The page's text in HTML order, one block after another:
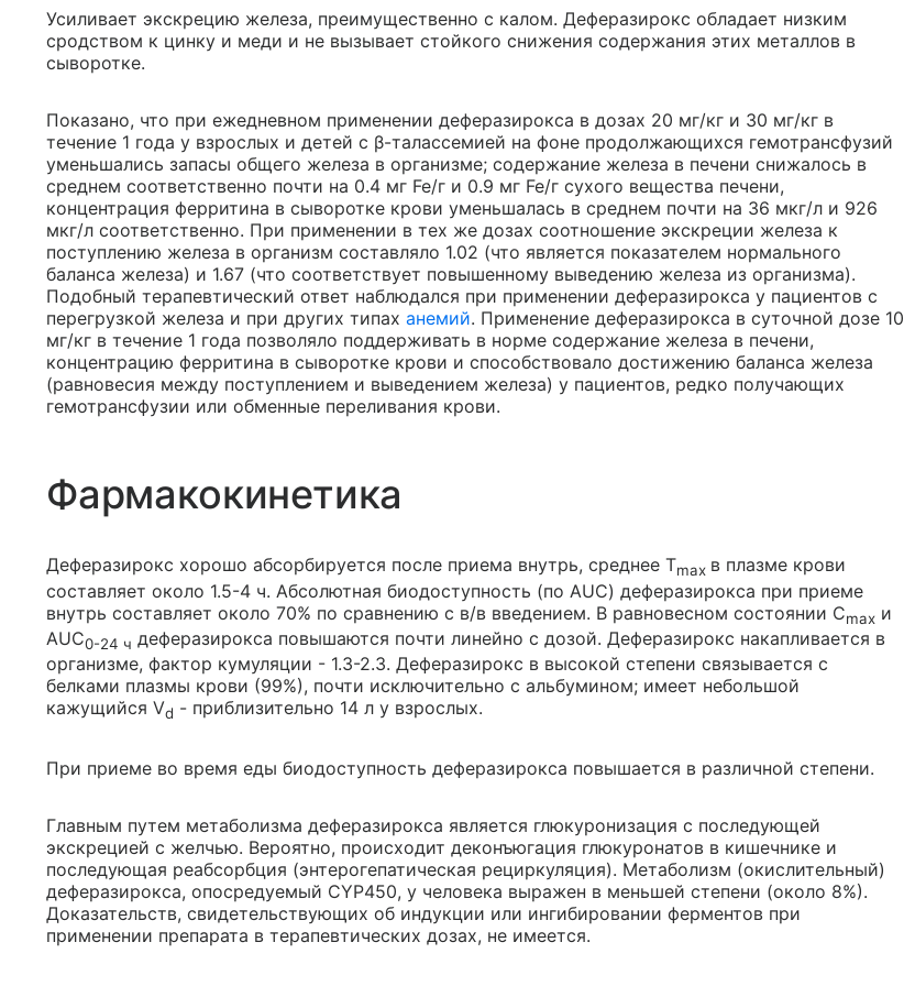
Усиливает экскрецию железа, преимущественно с калом. Деферазирокс обладает низким
сродством к цинку и меди и не вызывает стойкого снижения содержания этих металлов в
сыворотке.
Показано, что при ежедневном применении деферазирокса в дозах 20 мг/кг и 30 мг/кг в
течение 1 года у взрослых и детей с β-талассемией на фоне продолжающихся гемотрансфузий
уменьшались запасы общего железа в организме; содержание железа в печени снижалось в
среднем соответственно почти на 0.4 мг Fe/г и 0.9 мг Fe/г сухого вещества печени,
концентрация ферритина в сыворотке крови уменьшалась в среднем почти на 36 мкг/л и 926
мкг/л соответственно. При применении в тех же дозах соотношение экскреции железа к
поступлению железа в организм составляло 1.02 (что является показателем нормального
баланса железа) и 1.67 (что соответствует повышенному выведению железа из организма).
Подобный терапевтический ответ наблюдался при применении деферазирокса у пациентов с
перегрузкой железа и при других типах анемий. Применение деферазирокса в суточной дозе 10
мг/кг в течение 1 года позволяло поддерживать в норме содержание железа в печени,
концентрацию ферритина в сыворотке крови и способствовало достижению баланса железа
(равновесия между поступлением и выведением железа) у пациентов, редко получающих
гемотрансфузии или обменные переливания крови.
Фармакокинетика
Деферазирокс хорошо абсорбируется после приема внутрь, среднее Тmax в плазме крови
составляет около 1.5-4 ч. Абсолютная биодоступность (по AUC) деферазирокса при приеме
внутрь составляет около 70% по сравнению с в/в введением. В равновесном состоянии Cmax и
AUC0-24 ч деферазирокса повышаются почти линейно с дозой. Деферазирокс накапливается в
организме, фактор кумуляции - 1.3-2.3. Деферазирокс в высокой степени связывается с
белками плазмы крови (99%), почти исключительно с альбумином; имеет небольшой
кажущийся Vd - приблизительно 14 л у взрослых.
При приеме во время еды биодоступность деферазирокса повышается в различной степени.
Главным путем метаболизма деферазирокса является глюкуронизация с последующей
экскрецией с желчью. Вероятно, происходит деконъюгация глюкуронатов в кишечнике и
последующая реабсорбция (энтерогепатическая рециркуляция). Метаболизм (окислительный)
деферазирокса, опосредуемый CYP450, у человека выражен в меньшей степени (около 8%).
Доказательств, свидетельствующих об индукции или ингибировании ферментов при
применении препарата в терапевтических дозах, не имеется.